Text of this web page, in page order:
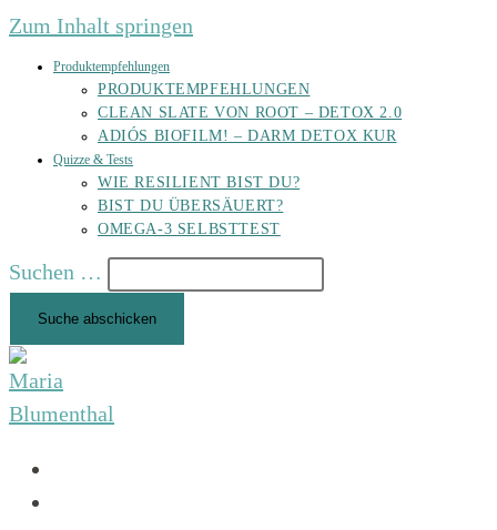
Zum Inhalt springen
Produktempfehlungen
PRODUKTEMPFEHLUNGEN
CLEAN SLATE VON ROOT – DETOX 2.0
ADIÓS BIOFILM! – DARM DETOX KUR
Quizze & Tests
WIE RESILIENT BIST DU?
BIST DU ÜBERSÄUERT?
OMEGA-3 SELBSTTEST
Suchen …
Suche abschicken